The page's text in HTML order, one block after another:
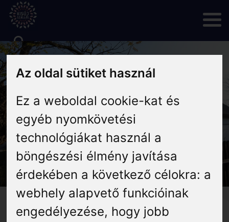
Az oldal sütiket használ
Ez a weboldal cookie-kat és
egyéb nyomkövetési
technológiákat használ a
böngészési élmény javítása
érdekében a következő célokra: a
webhely alapvető funkcióinak
engedélyezése, hogy jobb
Skip
content
Hírek
Programok
Szállás
Vendéglátás
Az Ábri ház – Kisújszállás